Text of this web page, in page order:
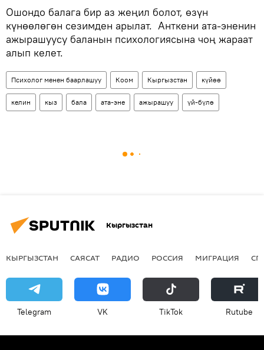
Ошондо балага бир аз жеңил болот, өзүн
күнөөлөгөн сезимден арылат. Анткени ата-эненин
ажырашуусу баланын психологиясына чоң жараат
алып келет.
Психолог менен баарлашуу Коом Кыргызстан күйөө
келин кыз бала ата-эне ажырашуу үй-бүлө
Кыргызстан
КЫРГЫЗСТАН САЯСАТ РАДИО РОССИЯ МИГРАЦИЯ
Telegram VK ТikТоk Rutube